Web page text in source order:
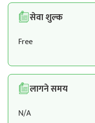
सेवा शुल्क
Free
लागने समय
N/A